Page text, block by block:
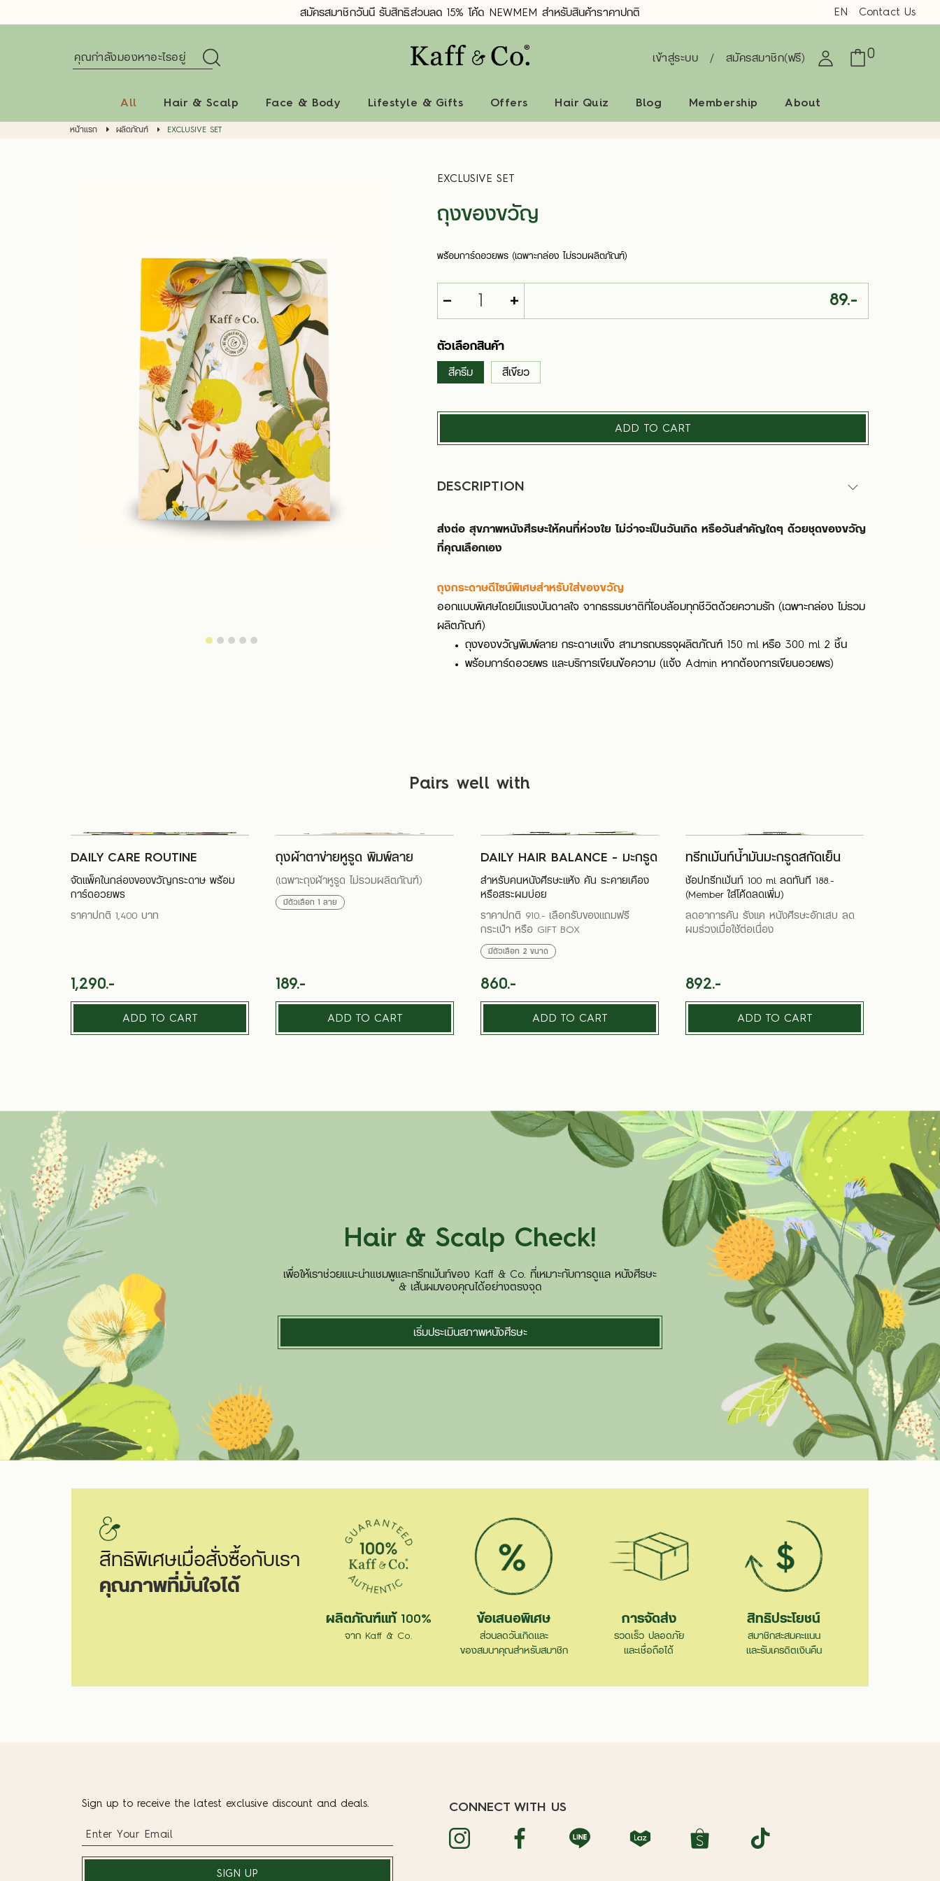
สมัครสมาชิกวันนี้ รับสิทธิ์ส่วนลด 15% โค้ด NEWMEM สำหรับสินค้าราคาปกติ EN Contact Us
เข้าสู่ระบบ / สมัครสมาชิก(ฟรี) 0
All Hair & Scalp Face & Body Lifestyle & Gifts Offers Hair Quiz Blog Membership About
หน้าแรก ผลิตภัณฑ์ EXCLUSIVE SET
EXCLUSIVE SET
ถุงของขวัญ
พร้อมการ์ดอวยพร (เฉพาะกล่อง ไม่รวมผลิตภัณฑ์)
- + 89.-
ตัวเลือกสินค้า
สีครีม สีเขียว
ADD TO CART
DESCRIPTION
ส่งต่อ สุขภาพหนังศีรษะให้คนที่ห่วงใย ไม่ว่าจะเป็นวันเกิด หรือวันสำคัญใดๆ ด้วยชุดของขวัญ
ที่คุณเลือกเอง
ถุงกระดาษดีไซน์พิเศษสำหรับใส่ของขวัญ
ออกแบบพิเศษโดยมีแรงบันดาลใจ จากธรรมชาติที่โอบล้อมทุกชีวิตด้วยความรัก (เฉพาะกล่อง ไม่รวม
ผลิตภัณฑ์)
ถุงของขวัญพิมพ์ลาย กระดาษเเข็ง สามารถบรรจุผลิตภัณฑ์ 150 ml หรือ 300 ml 2 ชิ้น
พร้อมการ์ดอวยพร และบริการเขียนข้อความ (แจ้ง Admin หากต้องการเขียนอวยพร)
Pairs well with
DAILY CARE ROUTINE
จัดแพ็คในกล่องของขวัญกระดาษ พร้อม
การ์ดอวยพร
ราคาปกติ 1,400 บาท
1,290.-
ADD TO CART
ถุงผ้าตาข่ายหูรูด พิมพ์ลาย
(เฉพาะถุงผ้าหูรูด ไม่รวมผลิตภัณฑ์)
มีตัวเลือก 1 ลาย
189.-
ADD TO CART
DAILY HAIR BALANCE - มะกรูด
สำหรับคนหนังศีรษะแห้ง คัน ระคายเคือง
หรือสระผมบ่อย
ราคาปกติ 910.- เลือกรับของแถมฟรี
กระเป๋า หรือ GIFT BOX
มีตัวเลือก 2 ขนาด
860.-
ADD TO CART
ทรีทเม้นท์น้ำมันมะกรูดสกัดเย็น
ช้อปทรีทเม้นท์ 100 ml ลดทันที 188.-
(Member ใส่โค้ดลดเพิ่ม)
ลดอาการคัน รังแค หนังศีรษะอักเสบ ลด
ผมร่วงเมื่อใช้ต่อเนื่อง
892.-
ADD TO CART
Hair & Scalp Check!
เพื่อให้เราช่วยแนะนำแชมพูและทรีทเม้นท์ของ Kaff & Co. ที่เหมาะกับการดูแล หนังศีรษะ
& เส้นผมของคุณได้อย่างตรงจุด
เริ่มประเมินสภาพหนังศีรษะ
สิทธิพิเศษเมื่อสั่งซื้อกับเรา
คุณภาพที่มั่นใจได้
ผลิตภัณฑ์แท้ 100%
จาก Kaff & Co.
ข้อเสนอพิเศษ
ส่วนลดวันเกิดและ
ของสมนาคุณสำหรับสมาชิก
การจัดส่ง
รวดเร็ว ปลอดภัย
และเชื่อถือได้
สิทธิประโยชน์
สมาชิกสะสมคะแนน
และรับเครดิตเงินคืน
Sign up to receive the latest exclusive discount and deals.
SIGN UP
CONNECT WITH US